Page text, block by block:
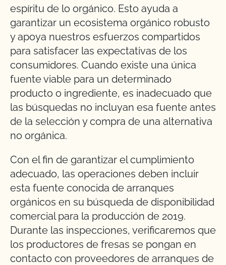
espíritu de lo orgánico. Esto ayuda a
garantizar un ecosistema orgánico robusto
y apoya nuestros esfuerzos compartidos
para satisfacer las expectativas de los
consumidores. Cuando existe una única
fuente viable para un determinado
producto o ingrediente, es inadecuado que
las búsquedas no incluyan esa fuente antes
de la selección y compra de una alternativa
no orgánica.
Con el fin de garantizar el cumplimiento
adecuado, las operaciones deben incluir
esta fuente conocida de arranques
orgánicos en su búsqueda de disponibilidad
comercial para la producción de 2019.
Durante las inspecciones, verificaremos que
los productores de fresas se pongan en
contacto con proveedores de arranques de